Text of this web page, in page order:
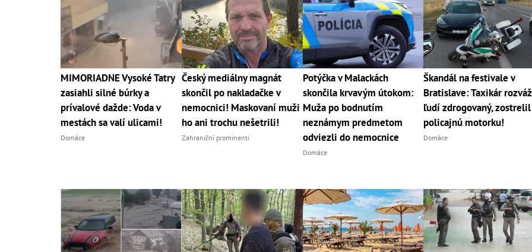
MIMORIADNE Vysoké Tatry
zasiahli silné búrky a
prívalové dažde: Voda v
mestách sa valí ulicami!
Domáce
Český mediálny magnát
skončil po nakladačke v
nemocnici! Maskovaní muži
ho ani trochu nešetrili!
Zahraniční prominenti
Potýčka v Malackách
skončila krvavým útokom:
Muža po bodnutím
neznámym predmetom
odviezli do nemocnice
Domáce
Škandál na festivale v
Bratislave: Taxikár
ľudí zdrogovaný, zostrelil
policajnú motorku!
Domáce